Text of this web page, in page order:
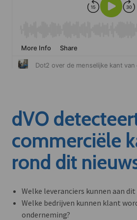
dVO
commerciële
rond dit
Welke leveranciers kunnen aan
Welke bedrijven kunnen klant
onderneming?